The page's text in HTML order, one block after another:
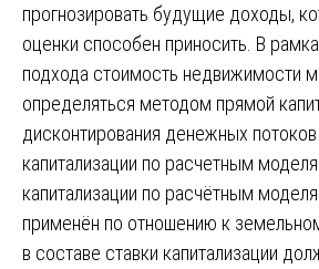
прогнозировать будущие доходы,
оценки способен приносить. В
подхода стоимость недвижимости
определяться методом прямой
дисконтирования денежных
капитализации по расчетным
капитализации по расчётным
применён по отношению к
в составе ставки капитализации